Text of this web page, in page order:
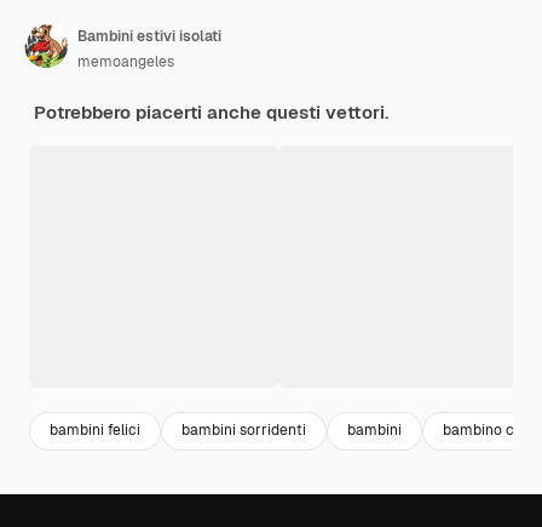
Bambini estivi isolati
memoangeles
Potrebbero piacerti anche questi vettori.
bambini felici bambini sorridenti bambini bambino